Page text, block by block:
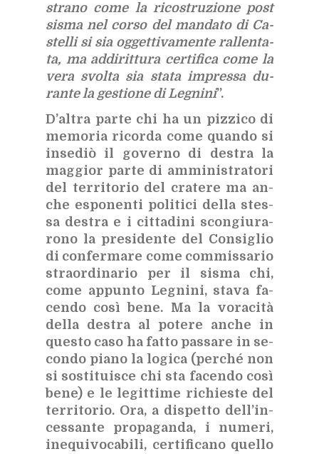
stra­no come la ri­co­stru­zio­ne post
si­sma nel cor­so del man­da­to di Ca­
stel­li si sia og­get­ti­va­men­te ral­len­ta­
ta, ma ad­di­rit­tu­ra cer­ti­fi­ca come la
vera svol­ta sia sta­ta im­pres­sa du­
ran­te la ge­stio­ne di Le­gni­ni”.
D’al­tra par­te chi ha un piz­zi­co di
me­mo­ria ri­cor­da come quan­do si
in­se­diò il go­ver­no di de­stra la
mag­gior par­te di am­mi­ni­stra­to­ri
del ter­ri­to­rio del cra­te­re ma an­
che espo­nen­ti po­li­ti­ci del­la stes­
sa de­stra e i cit­ta­di­ni scon­giu­ra­
ro­no la pre­si­den­te del Con­si­glio
di con­fer­ma­re come com­mis­sa­rio
straor­di­na­rio per il si­sma chi,
come ap­pun­to Le­gni­ni, sta­va fa­
cen­do così bene. Ma la vo­ra­ci­tà
del­la de­stra al po­te­re an­che in
que­sto caso ha fat­to pas­sa­re in se­
con­do pia­no la lo­gi­ca (per­ché non
si so­sti­tui­sce chi sta fa­cen­do così
bene) e le le­git­ti­me ri­chie­ste del
ter­ri­to­rio. Ora, a di­spet­to del­l’in­
ces­san­te pro­pa­gan­da, i nu­me­ri,
ine­qui­vo­ca­bi­li, cer­ti­fi­ca­no quel­lo